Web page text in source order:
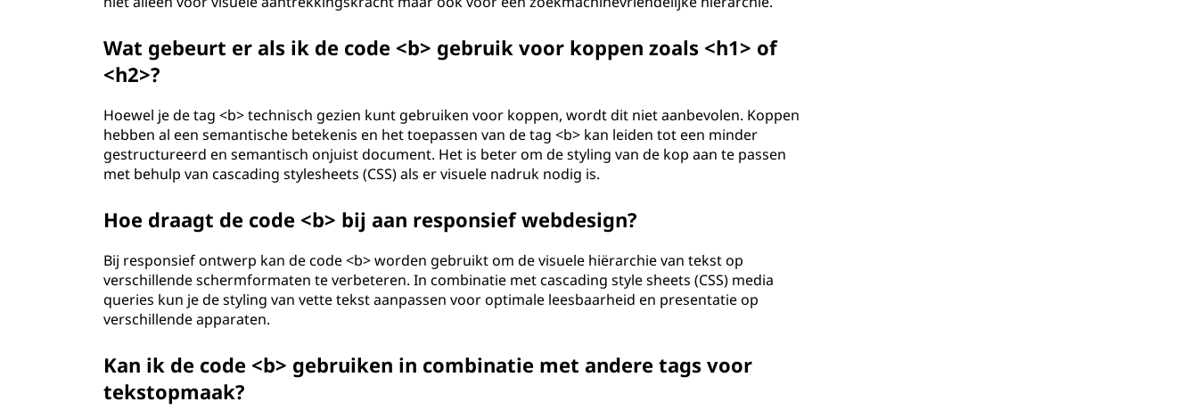
Wat gebeurt er als ik de code <b> gebruik voor koppen zoals <h1> of
<h2>?
Hoewel je de tag <b> technisch gezien kunt gebruiken voor koppen, wordt dit niet aanbevolen. Koppen
hebben al een semantische betekenis en het toepassen van de tag <b> kan leiden tot een minder
gestructureerd en semantisch onjuist document. Het is beter om de styling van de kop aan te passen
met behulp van cascading stylesheets (CSS) als er visuele nadruk nodig is.
Hoe draagt de code <b> bij aan responsief webdesign?
Bij responsief ontwerp kan de code <b> worden gebruikt om de visuele hiërarchie van tekst op
verschillende schermformaten te verbeteren. In combinatie met cascading style sheets (CSS) media
queries kun je de styling van vette tekst aanpassen voor optimale leesbaarheid en presentatie op
verschillende apparaten.
Kan ik de code <b> gebruiken in combinatie met andere tags voor
tekstopmaak?